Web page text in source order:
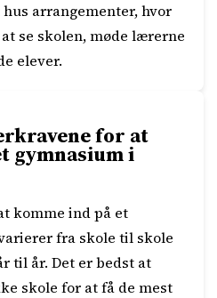
arrangementer, hvor
se skolen, møde lærerne
elever.
for at
gymnasium i
komme ind på et
fra skole til skole
til år. Det er bedst at
skole for at få de mest